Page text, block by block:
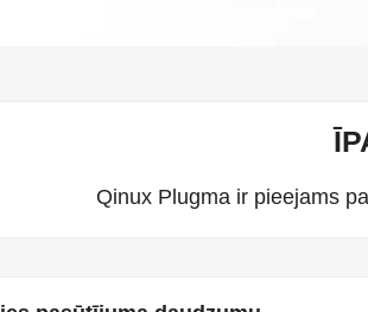
Qinux Plugma ir pieejams